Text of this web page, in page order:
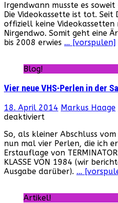
ist
tot.
Lang
lebe
Video.
Irgendwann musste es
Die Videokassette ist tot.
offiziell keine
Nirgendwo. Somit geht eine
bis 2008 erwies … [vorspulen]
Blog!
Vier neue VHS-Perlen in der
18. April 2014 Markus Haage
deaktiviert
neue
VHS-
Perlen
in
der
So, als kleiner Abschluss
nun mal vier Perlen, die ich
Erstauflage von
KLASSE VON 1984 (wir
Ausgabe darüber). …
Artikel!